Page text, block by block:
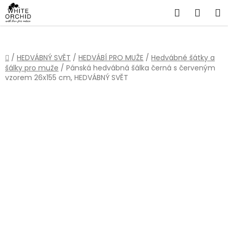
Přejít
na
obsah
Hledat
Domů
/ HEDVÁBNÝ SVĚT / HEDVÁBÍ PRO MUŽE / Hedvábné šátky a
šálky pro muže / Pánská hedvábná šálka černá s červeným
vzorem 26x155 cm, HEDVÁBNÝ SVĚT